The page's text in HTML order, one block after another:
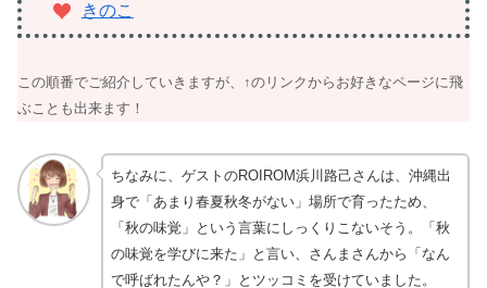
きのこ
この順番でご紹介していきますが、↑のリンクからお好きなページに飛
ぶことも出来ます！
ちなみに、ゲストのROIROM浜川路己さんは、沖縄出
身で「あまり春夏秋冬がない」場所で育ったため、
「秋の味覚」という言葉にしっくりこないそう。「秋
の味覚を学びに来た」と言い、さんまさんから「なん
で呼ばれたんや？」とツッコミを受けていました。